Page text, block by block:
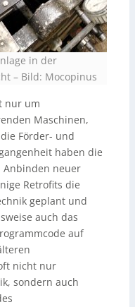
in der
– Bild: Mocopinus
nur um
Maschinen,
Förder- und
haben die
Anbinden neuer
Retrofits die
geplant und
auch das
auf
nicht nur
sondern auch